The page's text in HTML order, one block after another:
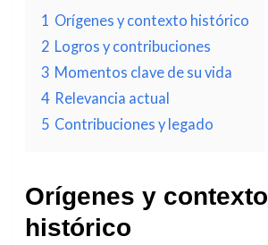
1 Orígenes y contexto histórico
2 Logros y contribuciones
3 Momentos clave de su vida
4 Relevancia actual
5 Contribuciones y legado
Orígenes y contexto
histórico